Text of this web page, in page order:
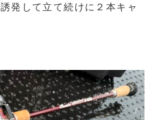
発して立て続けに２本キャ